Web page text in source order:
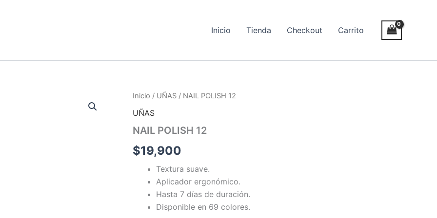
Inicio Tienda Checkout Carrito
Inicio / UÑAS / NAIL POLISH 12
UÑAS
NAIL POLISH 12
$19,900
Textura suave.
Aplicador ergonómico.
Hasta 7 días de duración.
Disponible en 69 colores.
NAIL
12